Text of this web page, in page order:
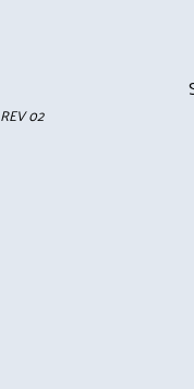
REV 02